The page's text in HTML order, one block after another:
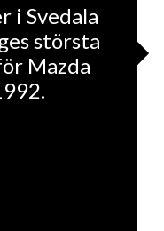
i Svedala
största
Mazda